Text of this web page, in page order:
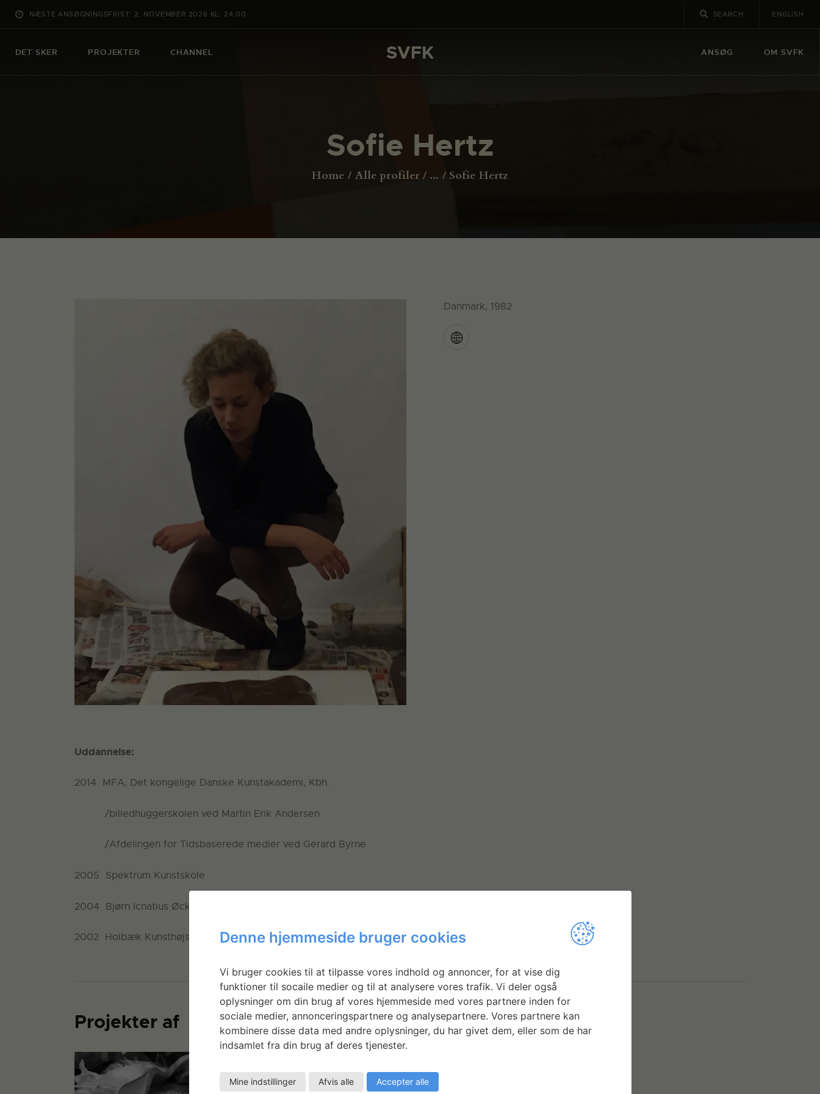
NÆSTE ANSØGNINGSFRIST: 2. NOVEMBER 2026 KL. 24:00 ENGLISH
DET SKER PROJEKTER CHANNEL SVFK ANSØG OM SVFK
Sofie Hertz
Home Alle profiler ... Sofie Hertz
SVFK
PROJEKTER
OM SVFK
ENGLISH
Danmark, 1982
Uddannelse:
2014 MFA, Det kongelige Danske Kunstakademi, Kbh.
/billedhuggerskolen ved Martin Erik Andersen
/Afdelingen for Tidsbaserede medier ved Gerard Byrne
2005 Spektrum Kunstskole
2004 Bjørn Icnatius Øckenholts Kunstskole
2002 Holbæk Kunsthøjskole
Projekter af
Denne hjemmeside bruger cookies
Vi bruger cookies til at tilpasse vores indhold og annoncer, for at vise dig
funktioner til socaile medier og til at analysere vores trafik. Vi deler også
oplysninger om din brug af vores hjemmeside med vores partnere inden for
sociale medier, annonceringspartnere og analysepartnere. Vores partnere kan
kombinere disse data med andre oplysninger, du har givet dem, eller som de har
indsamlet fra din brug af deres tjenester.
Mine indstillinger Afvis alle Accepter alle